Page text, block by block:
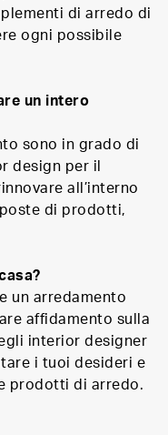
di arredo di
ogni possibile
un intero
sono in grado di
design per il
all’interno
di prodotti,
un arredamento
affidamento sulla
interior designer
i tuoi desideri e
prodotti di arredo.